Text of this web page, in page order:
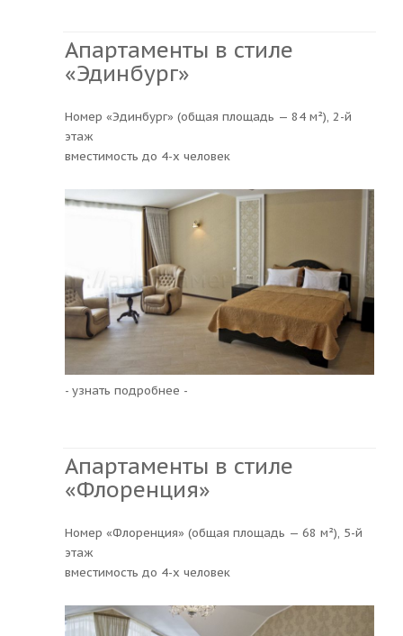
Апартаменты в стиле
«Эдинбург»
Номер «Эдинбург» (общая площадь — 84 м²), 2-й
этаж
вместимость до 4-х человек
- узнать подробнее -
Апартаменты в стиле
«Флоренция»
Номер «Флоренция» (общая площадь — 68 м²), 5-й
этаж
вместимость до 4-х человек